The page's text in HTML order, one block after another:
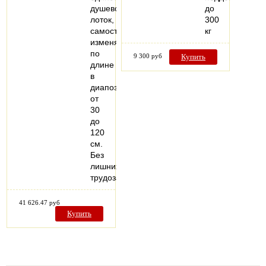
душевой
лоток,
самостоятельно
изменяемый
по
длине
в
диапозоне
от
30
до
120
см.
Без
лишних
трудозатрат…
41 626.47 руб
Купить
до
300
кг
9 300 руб Купить